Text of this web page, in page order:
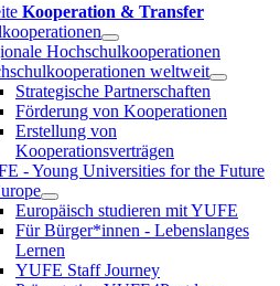
Kooperation & Transfer
Hochschulkooperationen
weltweit
Strategische Partnerschaften
Förderung von Kooperationen
Erstellung von
Kooperationsverträgen
- Young Universities for the Future
Europäisch studieren mit YUFE
Für Bürger*innen - Lebenslanges
Lernen
YUFE Staff Journey